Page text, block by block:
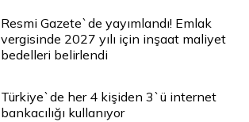
Resmi Gazete`de yayımlandı! Emlak
vergisinde 2027 yılı için inşaat maliyet
bedelleri belirlendi
Türkiye`de her 4 kişiden 3`ü internet
bankacılığı kullanıyor